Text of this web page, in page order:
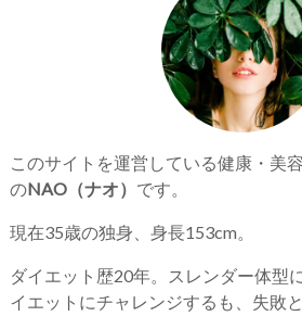
このサイトを運営している健康・美
のNAO（ナオ） です。
現在35歳の独身、身長153cm。
ダイエット歴20年。スレンダー体型
イエットにチャレンジするも、失敗